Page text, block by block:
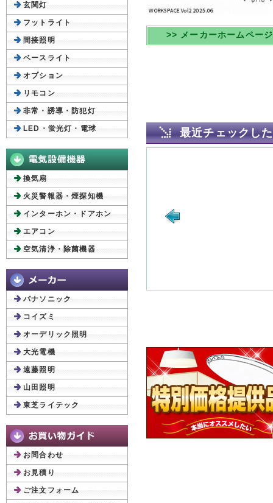
>> メーカーホームペー
最近チェックし
玄関灯
フットライト
間接照明
ベースライト
オプション
リモコン
非常・誘導・防犯灯
LED・蛍光灯・電球
換気扇
火災警報器・煙探知機
インターホン・ドアホン
エアコン
空気清浄・除菌機器
パナソニック
コイズミ
オーデリック照明
大光電機
遠藤照明
山田照明
東芝ライテック
お問合わせ
お見積り
ご注文フォーム